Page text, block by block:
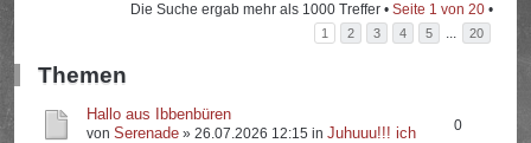
Die Suche ergab mehr als 1000 Treffer • Seite 1 von 20•
1 2 3 4 5 ... 20
Themen
Hallo aus Ibbenbüren
vonSerenade » 26.07.2026 12:15 inJuhuuu!!! ich
0